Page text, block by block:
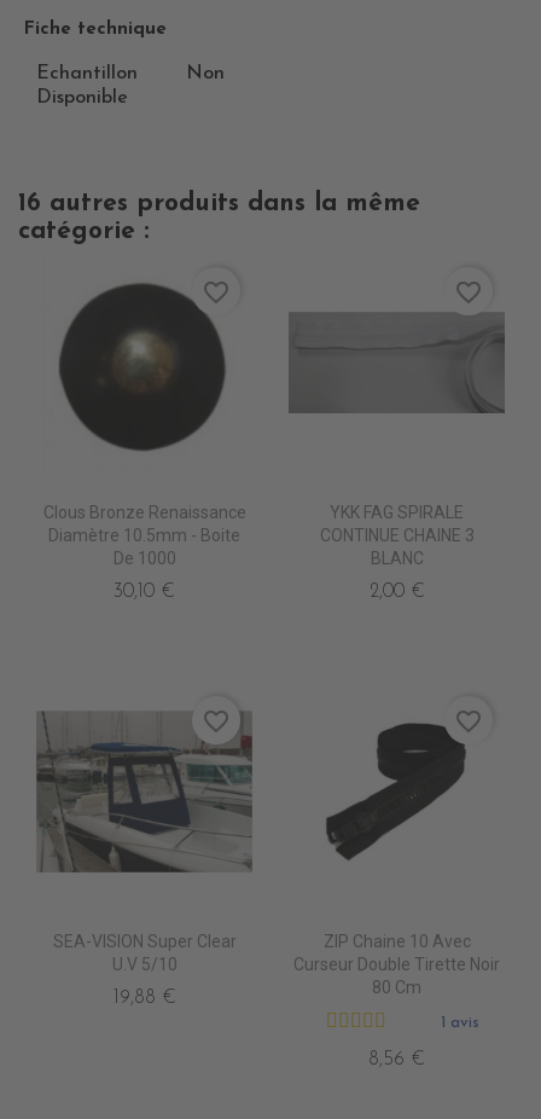
Fiche technique
Echantillon
Disponible
Non
16 autres produits dans la même
catégorie :
Clous Bronze Renaissance
Diamètre 10.5mm - Boite
De 1000
30,10 €
favorite_border
YKK FAG SPIRALE
CONTINUE CHAINE 3
BLANC
2,00 €
favorite_border
SEA-VISION Super Clear
U.V 5/10
19,88 €
favorite_border
ZIP Chaine 10 Avec
Curseur Double Tirette Noir
80 Cm
1 avis
8,56 €
favorite_border